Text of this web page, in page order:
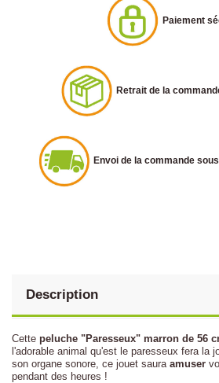
Paiement
Retrait de la
Envoi de la commande
Description
Cette peluche "Paresseux" marron de 56
l'adorable animal qu'est le paresseux fera la
son organe sonore, ce jouet saura amuser
pendant des heures !